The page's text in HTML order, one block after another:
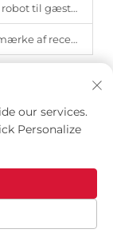
scenarier med 24/7-drift.
end kontorbygning.
our services.
Personalize